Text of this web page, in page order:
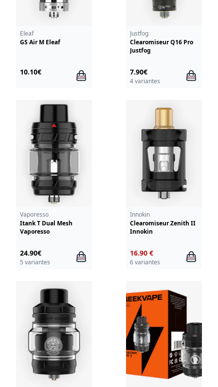
Eleaf
GS Air M Eleaf
10.10€
Justfog
Clearomiseur Q16 Pro
Justfog
7.90€
4 variantes
Vaporesso
Itank T Dual Mesh
Vaporesso
24.90€
5 variantes
Innokin
Clearomiseur Zenith II
Innokin
16.90 €
6 variantes